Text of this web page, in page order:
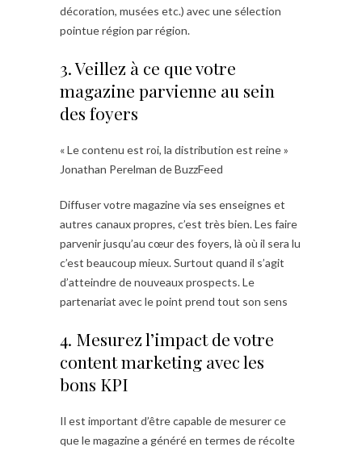
décoration, musées etc.) avec une sélection
pointue région par région.
3. Veillez à ce que votre
magazine parvienne au sein
des foyers
« Le contenu est roi, la distribution est reine »
Jonathan Perelman de BuzzFeed
Diffuser votre magazine via ses enseignes et
autres canaux propres, c’est très bien. Les faire
parvenir jusqu’au cœur des foyers, là où il sera lu
c’est beaucoup mieux. Surtout quand il s’agit
d’atteindre de nouveaux prospects. Le
partenariat avec le point prend tout son sens
4. Mesurez l’impact de votre
content marketing avec les
bons KPI
Il est important d’être capable de mesurer ce
que le magazine a généré en termes de récolte